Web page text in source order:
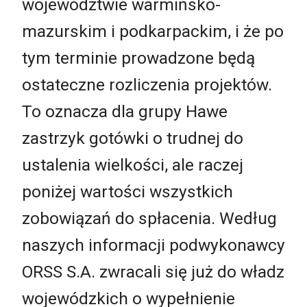
województwie warmińsko-
mazurskim i podkarpackim, i że po
tym terminie prowadzone będą
ostateczne rozliczenia projektów.
To oznacza dla grupy Hawe
zastrzyk gotówki o trudnej do
ustalenia wielkości, ale raczej
poniżej wartości wszystkich
zobowiązań do spłacenia. Według
naszych informacji podwykonawcy
ORSS S.A. zwracali się już do władz
wojewódzkich o wypełnienie